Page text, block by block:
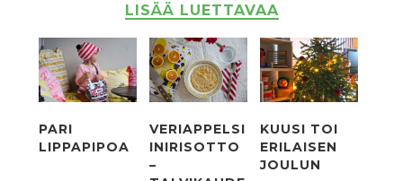
LISÄÄ LUETTAVAA
PARI
LIPPAPIPOA
VERIAPPELSI
INIRISOTTO
–
KUUSI TOI
ERILAISEN
JOULUN